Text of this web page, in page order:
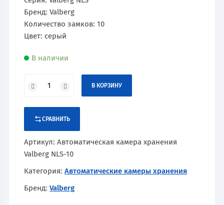
Бренд: Valberg
Количество замков: 10
Цвет: серый
В наличии
В КОРЗИНУ
СРАВНИТЬ
Артикул:Автоматическая камера хранения
Valberg NLS-10
Категория:Автоматические камеры хранения
Бренд:Valberg